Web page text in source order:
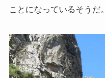
ことになっているそうだ。